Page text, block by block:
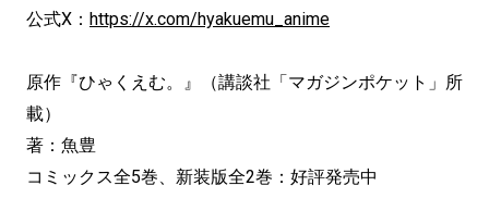
公式X： https://x.com/hyakuemu_anime
原作『ひゃくえむ。』（講談社「マガジンポケット」所
載）
著：魚豊
コミックス全5巻、新装版全2巻：好評発売中